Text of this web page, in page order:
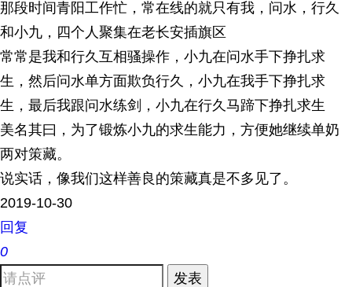
那段时间青阳工作忙，常在线的就只有我，问水，行久
和小九，四个人聚集在老长安插旗区
常常是我和行久互相骚操作，小九在问水手下挣扎求
生，然后问水单方面欺负行久，小九在我手下挣扎求
生，最后我跟问水练剑，小九在行久马蹄下挣扎求生
美名其曰，为了锻炼小九的求生能力，方便她继续单奶
两对策藏。
说实话，像我们这样善良的策藏真是不多见了。
2019-10-30
回复
0
发表